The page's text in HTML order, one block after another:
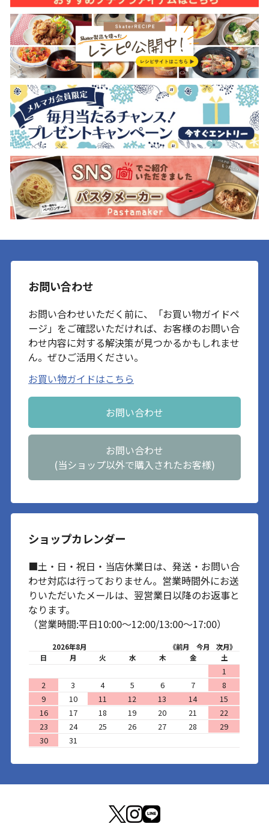
お問い合わせ
お問い合わせいただく前に、「お買い物ガイドペ
ージ」をご確認いただければ、お客様のお問い合
わせ内容に対する解決策が見つかるかもしれませ
ん。ぜひご活用ください。
お買い物ガイドはこちら
お問い合わせ
お問い合わせ
(当ショップ以外で購入されたお客様)
ショップカレンダー
■土・日・祝日・当店休業日は、発送・お問い合
わせ対応は行っておりません。営業時間外にお送
りいただいたメールは、翌営業日以降のお返事と
なります。
（営業時間:平日10:00～12:00/13:00～17:00）
2026年8月 《前月 今月
次月》
日
月 火 水 木 金 土
1
2
3 4 5 6 7
8
9
10 11 12 13 14
15
16
17 18 19 20 21
22
23
24 25 26 27 28
29
30
31